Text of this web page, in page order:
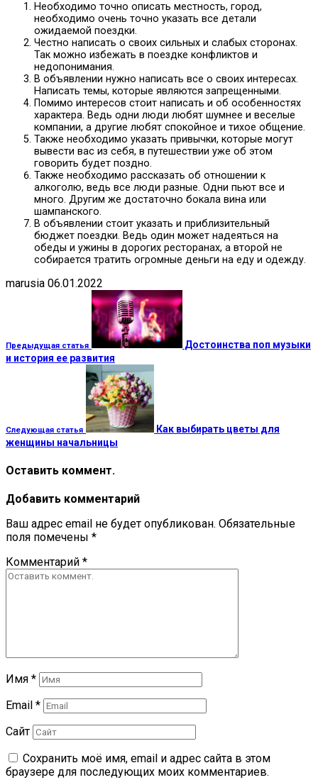
Необходимо точно описать местность, город,
необходимо очень точно указать все детали
ожидаемой поездки.
Честно написать о своих сильных и слабых сторонах.
Так можно избежать в поездке конфликтов и
недопонимания.
В объявлении нужно написать все о своих интересах.
Написать темы, которые являются запрещенными.
Помимо интересов стоит написать и об особенностях
характера. Ведь одни люди любят шумнее и веселые
компании, а другие любят спокойное и тихое общение.
Также необходимо указать привычки, которые могут
вывести вас из себя, в путешествии уже об этом
говорить будет поздно.
Также необходимо рассказать об отношении к
алкоголю, ведь все люди разные. Одни пьют все и
много. Другим же достаточно бокала вина или
шампанского.
В объявлении стоит указать и приблизительный
бюджет поездки. Ведь один может надеяться на
обеды и ужины в дорогих ресторанах, а второй не
собирается тратить огромные деньги на еду и одежду.
marusia 06.01.2022
Предыдущая статья
Достоинства поп музыки
и история ее развития
Следующая статья
Как выбирать цветы для
женщины начальницы
Оставить коммент.
Добавить комментарий
Ваш адрес email не будет опубликован. Обязательные
поля помечены *
Комментарий *
Имя *
Email *
Сайт
Сохранить моё имя, email и адрес сайта в этом
браузере для последующих моих комментариев.